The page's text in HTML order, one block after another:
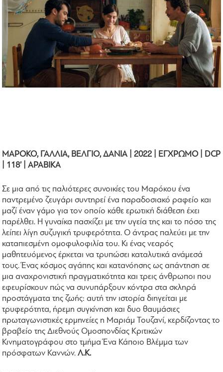
ΜΑΡΟΚΟ, ΓΑΛΛΙΑ, ΒΕΛΓΙΟ, ΔΑΝΙΑ | 2022 | ΕΓΧΡΩΜΟ | DCP
| 118’ | ΑΡΑΒΙΚΑ
Σε μια από τις παλιότερες συνοικίες του Μαρόκου ένα
παντρεμένο ζευγάρι συντηρεί ένα παραδοσιακό ραφείο και
μαζί έναν γάμο για τον οποίο κάθε ερωτική διάθεση έχει
παρέλθει. Η γυναίκα πασχίζει με την υγεία της και το πόσο της
λείπει λίγη συζυγική τρυφερότητα. Ο άντρας παλεύει με την
καταπιεσμένη ομοφυλοφιλία του. Κι ένας νεαρός
μαθητευόμενος έρχεται να τρυπώσει καταλυτικά ανάμεσά
τους. Ένας κόσμος αγάπης και κατανόησης ως απάντηση σε
μια αναχρονιστική πραγματικότητα και τρεις άνθρωποι που
εφευρίσκουν πώς να συνυπάρξουν κόντρα στα σκληρά
προστάγματα της ζωής: αυτή την ιστορία διηγείται με
τρυφερότητα, ήρεμη συγκίνηση και δυο θαυμάσιες
πρωταγωνιστικές ερμηνείες η Μαριάμ Τουζανί, κερδίζοντας το
βραβείο της Διεθνούς Ομοσπονδίας Κριτικών
Κινηματογράφου στο τμήμα Ένα Κάποιο Βλέμμα των
πρόσφατων Καννών.Λ.Κ.